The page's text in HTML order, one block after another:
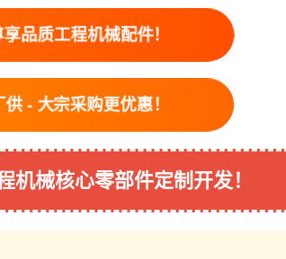
品质工程机械配件！
- 大宗采购更优惠！
械核心零部件定制开发！